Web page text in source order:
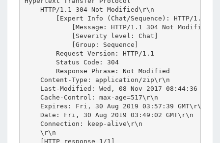
    HTTP/1.1 304 Not Modified\r\n
[Expert Info (Chat/Sequence): HTTP/1.1
[Message: HTTP/1.1 304 Not
            [Severity level: Chat]
            [Group: Sequence]
        Request Version: HTTP/1.1
        Status Code: 304
        Response Phrase: Not Modified
    Content-Type: application/zip\r\n
Last-Modified: Wed, 08 Nov 2017 08:44:36
    Cache-Control: max-age=517\r\n
    Expires: Fri, 30 Aug 2019 03:57:39 GMT\r\n
    Date: Fri, 30 Aug 2019 03:49:02 GMT\r\n
    Connection: keep-alive\r\n
    \r\n
    [HTTP response 1/1]